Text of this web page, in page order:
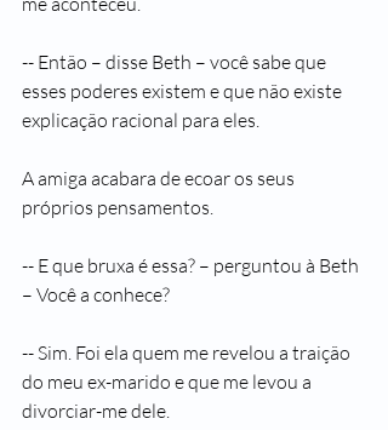
-- Então – disse Beth – você sabe que
esses poderes existem e que não existe
explicação racional para eles.
A amiga acabara de ecoar os seus
próprios pensamentos.
-- E que bruxa é essa? – perguntou à Beth
– Você a conhece?
-- Sim. Foi ela quem me revelou a traição
do meu ex-marido e que me levou a
divorciar-me dele.